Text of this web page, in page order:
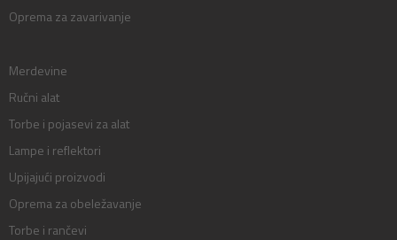
Oprema za zavarivanje
Merdevine
Ručni alat
Torbe i pojasevi za alat
Lampe i reflektori
Upijajući proizvodi
Oprema za obeležavanje
Torbe i rančevi